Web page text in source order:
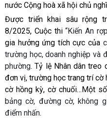
nước Cộng hoà xã hội chủ
Được triển khai sâu rộng
8/2025, Cuộc thi“Kiến An
gia hưởng ứng tích cực của
trường học, doanh nghiệp và
phường. Tỷ lệ Nhân dân treo
đơn vị, trường học trang trí cờ
cờ hồng kỳ, cờ chuối…Một
bảng cờ, đường cờ, không
điểm nhấn.